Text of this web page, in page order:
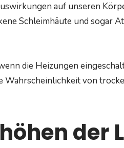
auf unseren
Schleimhäute und sogar
die Heizungen
von